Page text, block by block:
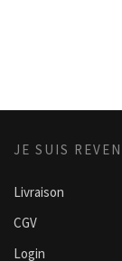
JE SUIS
Livraison
CGV
Login